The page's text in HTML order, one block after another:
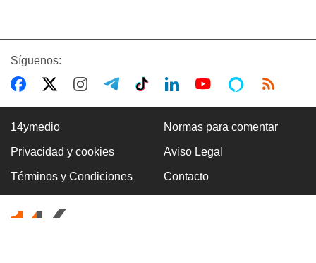
COLOMBIA
Desactivan autobús bomba en carretera cercana
a Cali, donde será investido De la Espriella
Síguenos:
14ymedio Normas para comentar
Privacidad y cookies Aviso Legal
Términos y Condiciones Contacto